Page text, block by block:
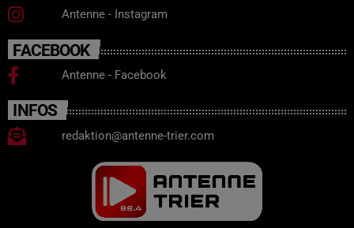
Antenne - Instagram
FACEBOOK
Antenne - Facebook
INFOS
redaktion@antenne-trier.com